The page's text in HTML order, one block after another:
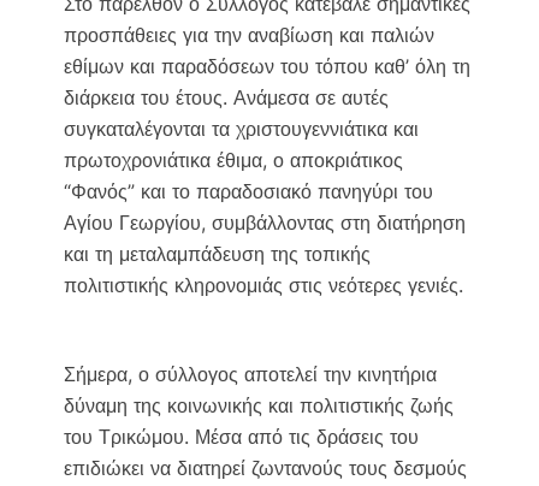
προσπάθειες για την αναβίωση και παλιών
εθίμων και παραδόσεων του τόπου καθ’ όλη τη
διάρκεια του έτους. Ανάμεσα σε αυτές
συγκαταλέγονται τα χριστουγεννιάτικα και
πρωτοχρονιάτικα έθιμα, ο αποκριάτικος
“Φανός” και το παραδοσιακό πανηγύρι του
Αγίου Γεωργίου, συμβάλλοντας στη διατήρηση
και τη μεταλαμπάδευση της τοπικής
πολιτιστικής κληρονομιάς στις νεότερες γενιές.
Σήμερα, ο σύλλογος αποτελεί την κινητήρια
δύναμη της κοινωνικής και πολιτιστικής ζωής
του Τρικώμου. Μέσα από τις δράσεις του
επιδιώκει να διατηρεί ζωντανούς τους δεσμούς